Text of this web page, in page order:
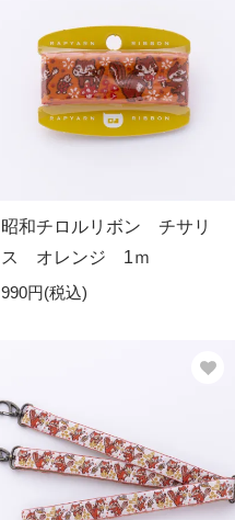
昭和チロルリボン チサリ
ス オレンジ 1ｍ
990円(税込)